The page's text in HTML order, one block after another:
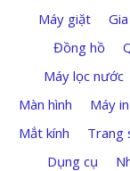
Máy giặt
Đồng hồ
Máy lọc nước
Màn hình
Máy in
Mắt kính
Trang
Dụng cụ